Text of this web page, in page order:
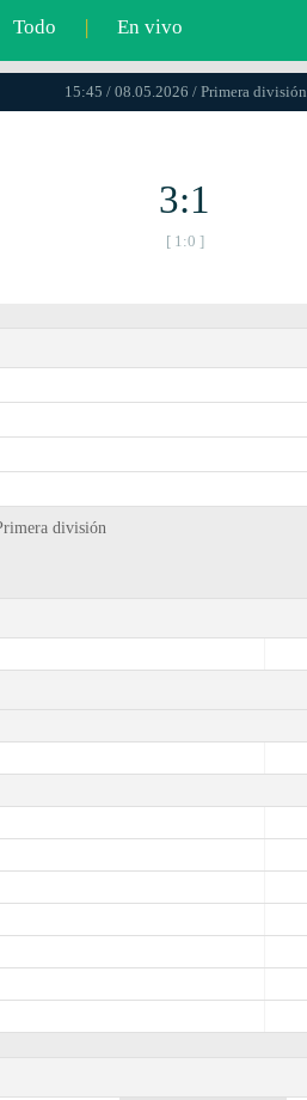
Todo | En vivo
15:45 / 08.05.2026 / Primera división
3:1
[ 1:0 ]
división